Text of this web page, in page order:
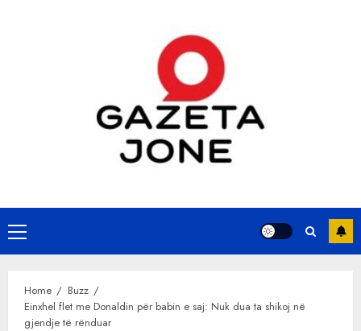
Primary
Menu
Home
Buzz
Einxhel flet me Donaldin për babin e saj: Nuk dua ta shikoj në
gjendje të rënduar